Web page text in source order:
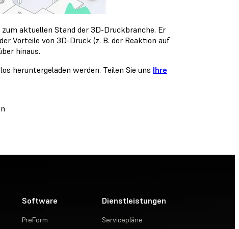
aktuellen Stand der 3D-Druckbranche. Er
Vorteile von 3D-Druck (z. B. der Reaktion auf
hinaus.
heruntergeladen werden. Teilen Sie uns Ihre
Software
PreForm
Dienstleistungen
Servicepläne